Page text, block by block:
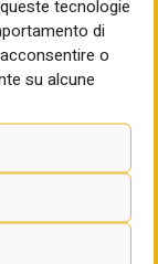
tecnologie
di
o
su alcune
di
nonché un
maggiore
ai costi
sulle reti viene
di Sviluppo
corsie
enti locali.